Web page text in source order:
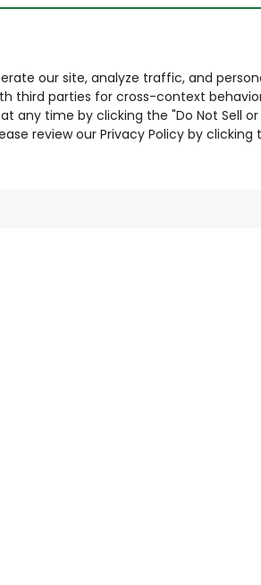
our site, analyze traffic, and
third parties for cross-context
any time by clicking the "Do Not Sell or
review our Privacy Policy by clicking